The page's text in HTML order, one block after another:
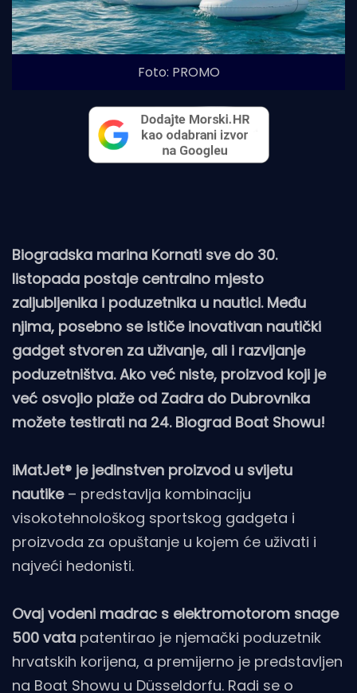
Foto: PROMO
Biogradska marina Kornati sve do 30.
listopada postaje centralno mjesto
zaljubljenika i poduzetnika u nautici. Među
njima, posebno se ističe inovativan nautički
gadget stvoren za uživanje, ali i razvijanje
poduzetništva. Ako već niste, proizvod koji je
već osvojio plaže od Zadra do Dubrovnika
možete testirati na 24. Biograd Boat Showu!
iMatJet® je jedinstven proizvod u svijetu
nautike– predstavlja kombinaciju
visokotehnološkog sportskog gadgeta i
proizvoda za opuštanje u kojem će uživati i
najveći hedonisti.
Ovaj vodeni madrac s elektromotorom snage
500 vata patentirao je njemački poduzetnik
hrvatskih korijena, a premijerno je predstavljen
na Boat Showu u Düsseldorfu. Radi se o